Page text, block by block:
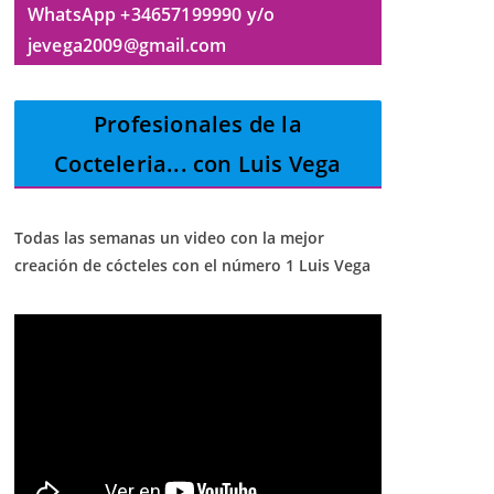
WhatsApp +34657199990 y/o
jevega2009@gmail.com
Profesionales de la
Cocteleria... con Luis Vega
Todas las semanas un video con la mejor
creación de cócteles con el número 1 Luis Vega